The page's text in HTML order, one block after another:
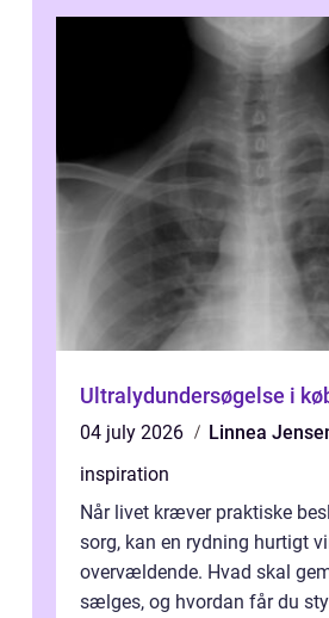
Ultralydundersøgelse i
04 july 2026
Linnea
inspiration
Når livet kræver praktiske
sorg, kan en rydning hurtigt
overvældende. Hvad skal
sælges, og hvordan får du